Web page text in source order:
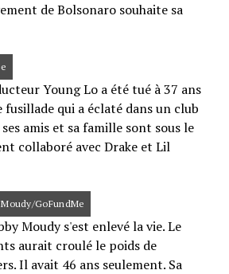
de Bolsonaro souhaite sa
Young Lo a été tué à 37 ans
fusillade qui a éclaté dans un club
amis et sa famille sont sous le
collaboré avec Drake et Lil
GoFundMe
Moudy s'est enlevé la vie. Le
aurait croulé le poids de
Il avait 46 ans seulement. Sa